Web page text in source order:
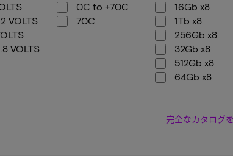
VOLTS
VOLTS
0C to +70C
70C
16Gb x8
1Tb x8
256Gb x8
32Gb x8
512Gb x8
64Gb x8
完全なカタログ